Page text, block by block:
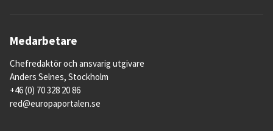
Medarbetare
Chefredaktör och ansvarig utgivare
Anders Selnes, Stockholm
+46 (0) 70 328 20 86
red@europaportalen.se